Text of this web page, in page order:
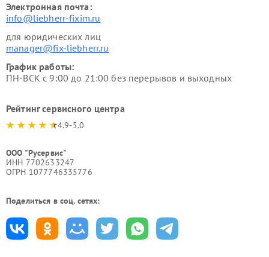
Электронная почта:
info@liebherr-fixim.ru
для юридических лиц
manager@fix-liebherr.ru
График работы:
ПН-ВСК с 9:00 до 21:00 без перерывов и выходных
Рейтинг сервисного центра
4.9-5.0
ООО "Русервис"
ИНН 7702633247
ОГРН 1077746335776
Поделиться в соц. сетях: